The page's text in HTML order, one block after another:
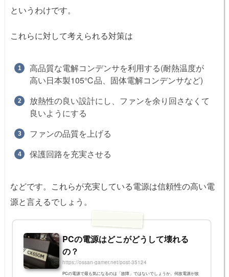
というわけです。
これらに対して考えられる対策は
高品質な電解コンデンサを利用する(耐熱温度が
高い日本製105℃品、固体電解コンデンサなど)
放熱性の良い設計にし、ファンを余り回さなくて
良いようにする
ファンの品質を上げる
保護回路を充実させる
などです。これらが充実している電源は信頼性の高い電
源と言えるでしょう。
PCの電源はどこがどうして壊れる
の？
https://ossan-gamer.net/post-35124
PCの電源で最も気になるのは「故障」ではないでしょうか。何故電源が故